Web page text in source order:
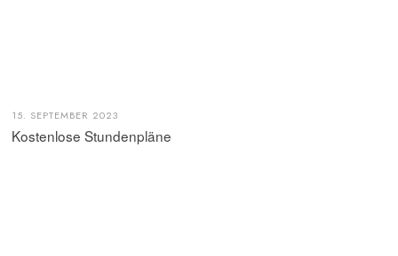
15. SEPTEMBER 2023
Kostenlose Stundenpläne